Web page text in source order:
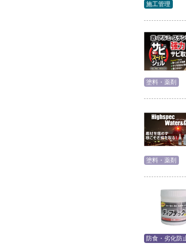
施工管理
塗料・薬剤
塗料・薬剤
防食・劣化防